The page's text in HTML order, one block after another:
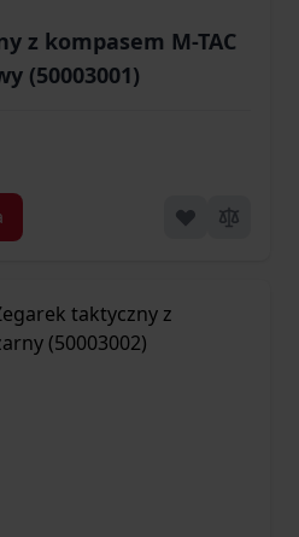
z kompasem M-TAC
(50003001)